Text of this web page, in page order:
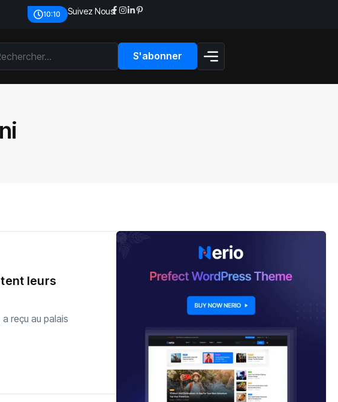
10:10 Suivez Nous:
S'abonner
leurs
reçu au palais